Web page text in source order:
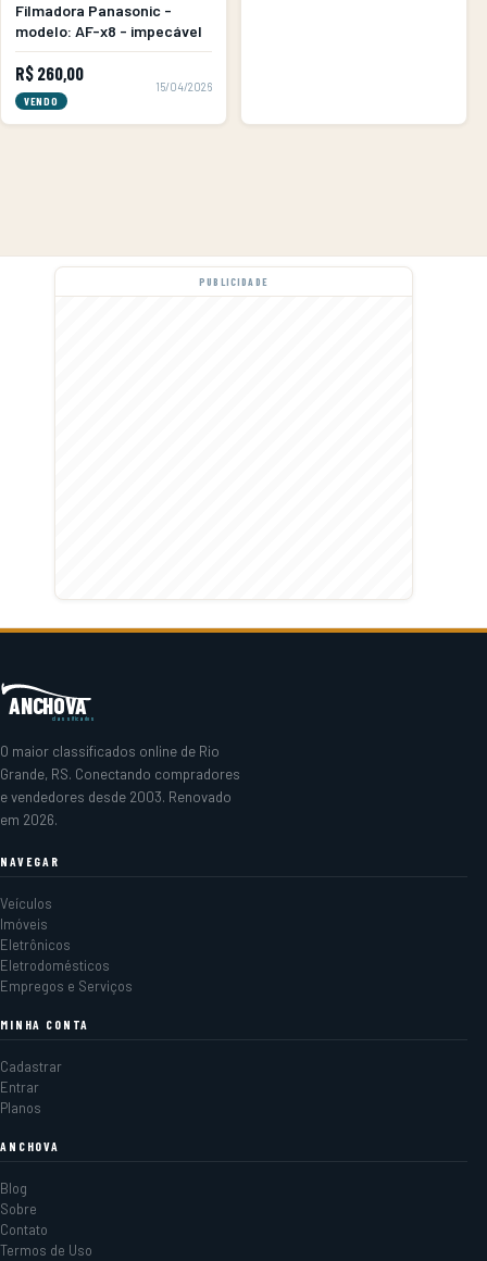
Filmadora Panasonic -
modelo: AF-x8 - impecável
R$ 260,00
VENDO
15/04/2026
PUBLICIDADE
ANCHOVA
classificados
O maior classificados online de Rio
Grande, RS. Conectando compradores
e vendedores desde 2003. Renovado
em 2026.
NAVEGAR
Veículos
Imóveis
Eletrônicos
Eletrodomésticos
Empregos e Serviços
MINHA CONTA
Cadastrar
Entrar
Planos
ANCHOVA
Blog
Sobre
Contato
Termos de Uso